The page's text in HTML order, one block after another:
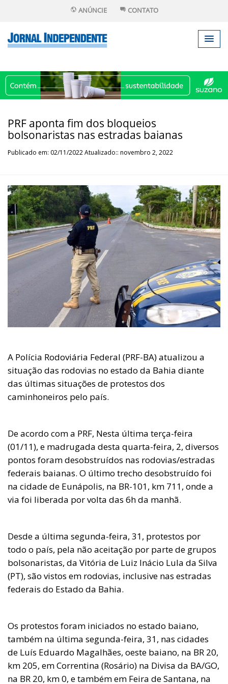
ANÚNCIE CONTATO
PRF aponta fim dos bloqueios
bolsonaristas nas estradas baianas
Publicado em: 02/11/2022 Atualizado:: novembro 2, 2022
A Polícia Rodoviária Federal (PRF-BA) atualizou a
situação das rodovias no estado da Bahia diante
das últimas situações de protestos dos
caminhoneiros pelo país.
De acordo com a PRF, Nesta última terça-feira
(01/11), e madrugada desta quarta-feira, 2, diversos
pontos foram desobstruídos nas rodovias/estradas
federais baianas. O último trecho desobstruído foi
na cidade de Eunápolis, na BR-101, km 711, onde a
via foi liberada por volta das 6h da manhã.
Desde a última segunda-feira, 31, protestos por
todo o país, pela não aceitação por parte de grupos
bolsonaristas, da Vitória de Luiz Inácio Lula da Silva
(PT), são vistos em rodovias, inclusive nas estradas
federais do Estado da Bahia.
Os protestos foram iniciados no estado baiano,
também na última segunda-feira, 31, nas cidades
de Luís Eduardo Magalhães, oeste baiano, na BR 20,
km 205, em Correntina (Rosário) na Divisa da BA/GO,
na BR 20, km 0, e também em Feira de Santana, na